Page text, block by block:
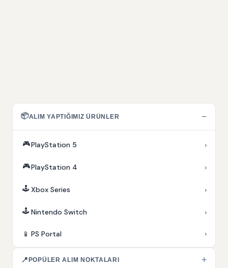
📦ALIM YAPTIĞIMIZ ÜRÜNLER −
🎮PlayStation 5 ›
🎮PlayStation 4 ›
🕹️ Xbox Series ›
🕹️ Nintendo Switch ›
📱 PS Portal ›
📍 POPÜLER ALIM NOKTALARI +